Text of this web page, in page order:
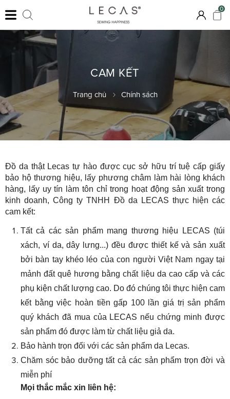
0
CAM KẾT
Trang chủ Chính sách
Đồ da thật Lecas tự hào được cục sở hữu trí tuệ cấp giấy
bảo hộ thương hiệu, lấy phương châm làm hài lòng khách
hàng, lấy uy tín làm tôn chỉ trong hoạt động sản xuất trong
kinh doanh, Công ty TNHH Đồ da LECAS thực hiện các
cam kết:
Tất cả các sản phẩm mang thương hiệu LECAS (túi
xách, ví da, dây lưng...) đều được thiết kế và sản xuất
bởi bàn tay khéo léo của con người Việt Nam ngay tại
mảnh đất quê hương bằng chất liệu da cao cấp và các
phụ kiện chất lượng cao. Do đó chúng tôi thực hiện cam
kết bằng việc hoàn tiền gấp 100 lần giá trị sản phẩm
quý khách đã mua của LECAS nếu chứng minh được
sản phẩm đó được làm từ chất liệu giả da.
Bảo hành trọn đối với các sản phẩm da Lecas.
Chăm sóc bảo dưỡng tất cả các sản phẩm trọn đời và
miễn phí
Mọi thắc mắc xin liên hệ: